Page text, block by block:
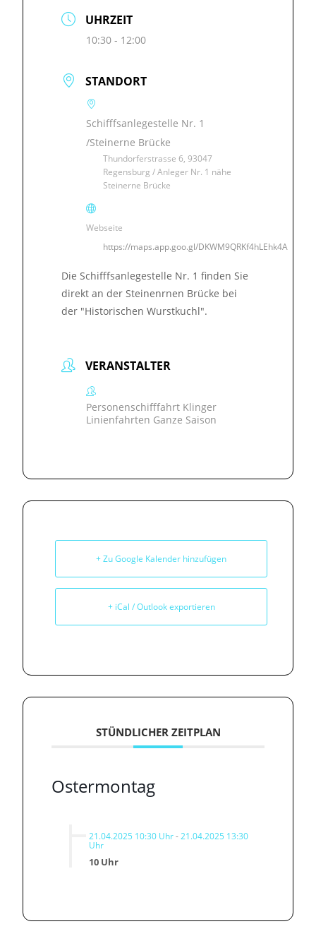
UHRZEIT
10:30 - 12:00
STANDORT
Schifffsanlegestelle Nr. 1
/Steinerne Brücke
Thundorferstrasse 6, 93047
Regensburg / Anleger Nr. 1 nähe
Steinerne Brücke
Webseite
https://maps.app.goo.gl/DKWM9QRKf4hLEhk4A
Die Schifffsanlegestelle Nr. 1 finden Sie
direkt an der Steinenrnen Brücke bei
der "Historischen Wurstkuchl".
VERANSTALTER
Personenschifffahrt Klinger
Linienfahrten Ganze Saison
+ Zu Google Kalender hinzufügen
+ iCal / Outlook exportieren
STÜNDLICHER ZEITPLAN
Ostermontag
21.04.2025 10:30 Uhr-21.04.2025 13:30
Uhr
10 Uhr